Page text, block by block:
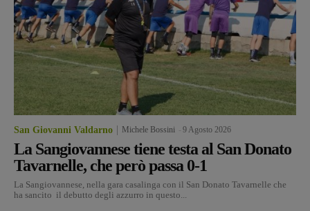
San Giovanni Valdarno Michele Bossini 9 Agosto 2026
La Sangiovannese tiene testa al San Donato
Tavarnelle, che però passa 0-1
La Sangiovannese, nella gara casalinga con il San Donato Tavarnelle che
ha sancito il debutto degli azzurro in questo...